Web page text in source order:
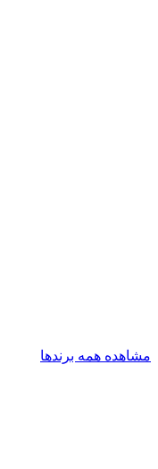
مشاهده همه برندها